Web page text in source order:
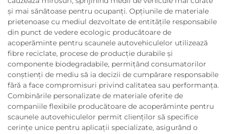
și mai sănătoase pentru ocupanți. Opțiunile de materiale
prietenoase cu mediul dezvoltate de entitățile responsabile
din punct de vedere ecologic producătoare de
acoperăminte pentru scaunele autovehiculelor utilizează
fibre reciclate, procese de producție durabile și
componente biodegradabile, permițând consumatorilor
conștienți de mediu să ia decizii de cumpărare responsabile
fără a face compromisuri privind calitatea sau performanța.
Combinările personalizate de materiale oferite de
companiile flexibile producătoare de acoperăminte pentru
scaunele autovehiculelor permit clienților să specifice
cerințe unice pentru aplicații specializate, asigurând o